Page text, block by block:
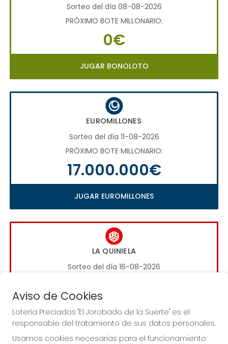
Sorteo del día 08-08-2026
PRÓXIMO BOTE MILLONARIO:
0€
JUGAR BONOLOTO
EUROMILLONES
Sorteo del día 11-08-2026
PRÓXIMO BOTE MILLONARIO:
17.000.000€
JUGAR EUROMILLONES
LA QUINIELA
Sorteo del día 16-08-2026
1.000.000€
JUGAR LA QUINIELA
Aviso de Cookies
Lotería Preciados "El Jorobado de la Suerte" es el
responsable del tratamiento de sus datos personales.
Usamos cookies necesarias para el funcionamiento